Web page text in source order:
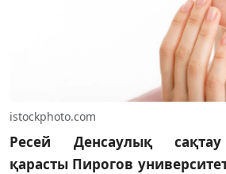
istockphoto.com
Ресей Денсаулық сақтау
қарасты Пирогов